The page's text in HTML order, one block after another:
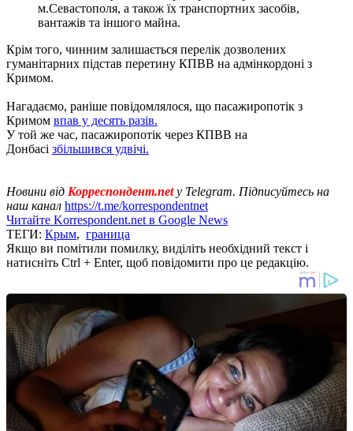
м.Севастополя, а також їх транспортних засобів,
вантажів та іншого майна.
Крім того, чинним залишається перелік дозволених
гуманітарних підстав перетину КПВВ на адмінкордоні з
Кримом.
Нагадаємо, раніше повідомлялося, що пасажиропотік з
Кримом впав у десять разів.
У той же час, пасажиропотік через КПВВ на
Донбасі збільшився удвічі.
Новини від Корреспондент.net у Telegram. Підписуйтесь на
наш канал https://t.me/korrespondentnet
Читайте Korrespondent.net в Google News
ТЕГИ: Крым, граница
Якщо ви помітили помилку, виділіть необхідний текст і
натисніть Ctrl + Enter, щоб повідомити про це редакцію.